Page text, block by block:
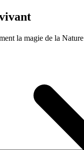
la magie de la Nature